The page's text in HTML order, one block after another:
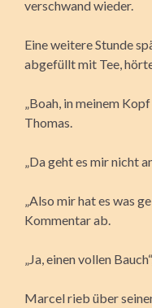
verschwand wieder.
Eine weitere Stunde
abgefüllt mit Tee,
„Boah, in meinem
Thomas.
„Da geht es mir nicht
„Also mir hat es was
Kommentar ab.
„Ja, einen vollen
Marcel rieb über